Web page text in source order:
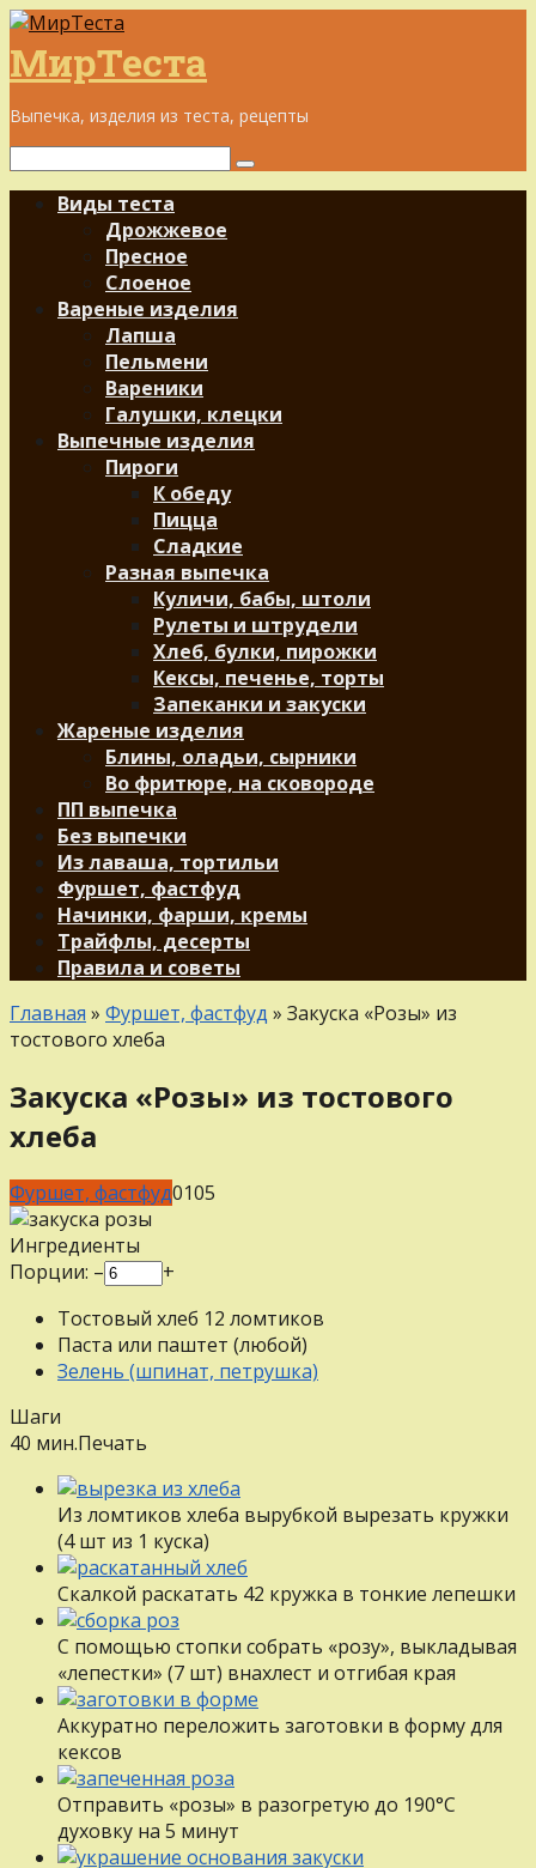
Перейти
к
контенту
МирТеста
Выпечка, изделия из теста, рецепты
Поиск:
Виды теста
Дрожжевое
Пресное
Слоеное
Вареные изделия
Лапша
Пельмени
Вареники
Галушки, клецки
Выпечные изделия
Пироги
К обеду
Пицца
Сладкие
Разная выпечка
Куличи, бабы, штоли
Рулеты и штрудели
Хлеб, булки, пирожки
Кексы, печенье, торты
Запеканки и закуски
Жареные изделия
Блины, оладьи, сырники
Во фритюре, на сковороде
ПП выпечка
Без выпечки
Из лаваша, тортильи
Фуршет, фастфуд
Начинки, фарши, кремы
Трайфлы, десерты
Правила и советы
Главная » Фуршет, фастфуд » Закуска «Розы» из
тостового хлеба
Закуска «Розы» из тостового
хлеба
Фуршет, фастфуд0105
Ингредиенты
Порции: –
+
Тостовый хлеб 12 ломтиков
Паста или паштет (любой)
Зелень (шпинат, петрушка)
Шаги
40 мин.Печать
Из ломтиков хлеба вырубкой вырезать кружки
(4 шт из 1 куска)
Скалкой раскатать 42 кружка в тонкие лепешки
С помощью стопки собрать «розу», выкладывая
«лепестки» (7 шт) внахлест и отгибая края
Аккуратно переложить заготовки в форму для
кексов
Отправить «розы» в разогретую до 190°С
духовку на 5 минут